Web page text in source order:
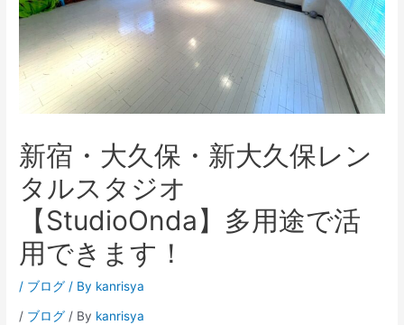
新宿・大久保・新大久保レン
タルスタジオ
【StudioOnda】多用途で活
用できます！
/ ブログ / By kanrisya
/ ブログ / By kanrisya